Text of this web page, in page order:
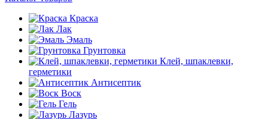
Краска
Лак
Эмаль
Грунтовка
Клей, шпаклевки,
герметики
Антисептик
Воск
Гель
Лазурь